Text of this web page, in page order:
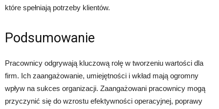
które spełniają potrzeby klientów.
Podsumowanie
Pracownicy odgrywają kluczową rolę w tworzeniu wartości dla
firm. Ich zaangażowanie, umiejętności i wkład mają ogromny
wpływ na sukces organizacji. Zaangażowani pracownicy mogą
przyczynić się do wzrostu efektywności operacyjnej, poprawy